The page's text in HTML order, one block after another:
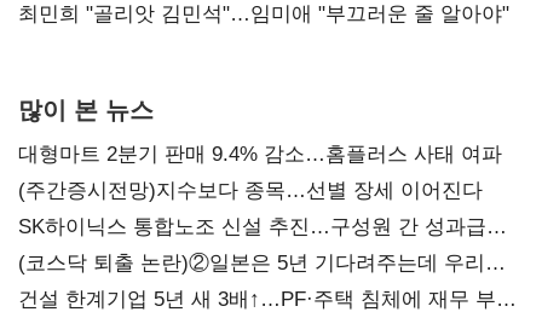
최민희 "골리앗 김민석"…임미애 "부끄러운 줄 알아야"
많이 본 뉴스
대형마트 2분기 판매 9.4% 감소…홈플러스 사태 여파
(주간증시전망)지수보다 종목…선별 장세 이어진다
SK하이닉스 통합노조 신설 추진…구성원 간 성과급
불만 확산
(코스닥 퇴출 논란)②일본은 5년 기다려주는데 우리는
당장 퇴출?…시간만으론 부족한 코스닥 구하기
건설 한계기업 5년 새 3배↑…PF·주택 침체에 재무 부담